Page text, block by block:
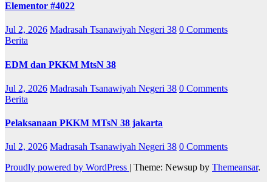
Elementor #4022
Jul 2, 2026 Madrasah Tsanawiyah Negeri 38 0 Comments
Berita
EDM dan PKKM MtsN 38
Jul 2, 2026 Madrasah Tsanawiyah Negeri 38 0 Comments
Berita
Pelaksanaan PKKM MTsN 38 jakarta
Jul 2, 2026 Madrasah Tsanawiyah Negeri 38 0 Comments
Proudly powered by WordPress | Theme: Newsup by Themeansar.